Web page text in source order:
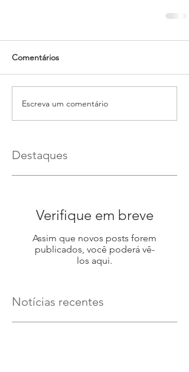
Comentários
Escreva um comentário
Destaques
Verifique em breve
Assim que novos posts forem
publicados, você poderá vê-
los aqui.
Notícias recentes